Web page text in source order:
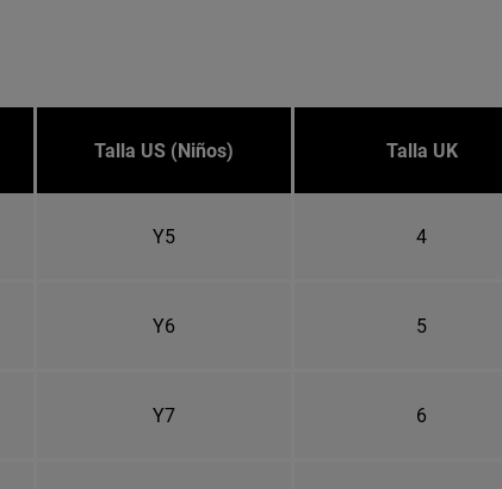
Talla US (Niños) Talla UK
Y5 4
Y6 5
Y7 6